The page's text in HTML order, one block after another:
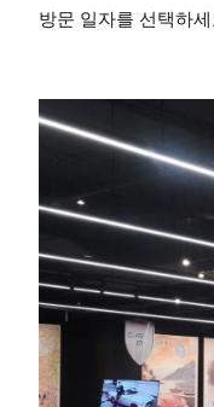
방문 일자를 선택하